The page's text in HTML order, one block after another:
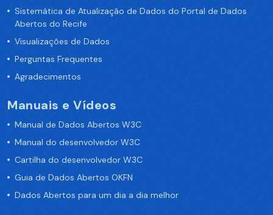
Sistemática de Atualização de Dados do Portal de Dados
Abertos do Recife
Visualizações de Dados
Perguntas Frequentes
Agradecimentos
Manuais e Vídeos
Manual de Dados Abertos W3C
Manual do desenvolvedor W3C
Cartilha do desenvolvedor W3C
Guia de Dados Abertos OKFN
Dados Abertos para um dia a dia melhor